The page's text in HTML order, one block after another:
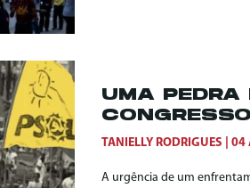
UMA PEDRA
CONGRESSO
TANIELLY RODRIGUES 04
A urgência de um